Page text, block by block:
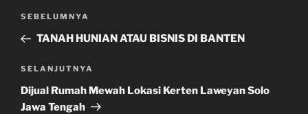
Navigasi
Pos
Sebelumnya
SEBELUMNYA
TANAH HUNIAN ATAU BISNIS DI BANTEN
Pos
Selanjutnya
SELANJUTNYA
Dijual Rumah Mewah Lokasi Kerten Laweyan Solo
Jawa Tengah